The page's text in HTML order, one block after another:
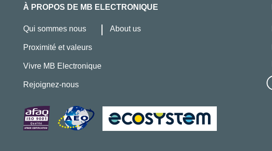
À PROPOS DE MB ELECTRONIQUE
Qui sommes nous About us
Proximité et valeurs
Vivre MB Electronique
Rejoignez-nous